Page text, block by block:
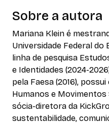
Sobre a autora
Mariana Klein é
Universidade Federal do
linha de pesquisa
e Identidades (2024-
pela Faesa (2016),
Humanos e Movimentos
sócia-diretora da
sustentabilidade,